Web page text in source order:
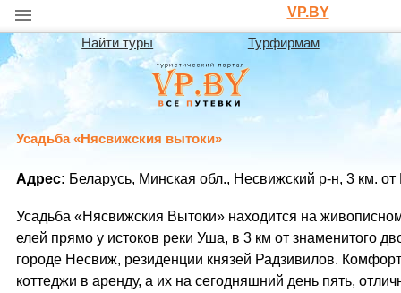
VP.BY
Найти туры Турфирмам
Усадьба «Нясвижския вытоки»
Адрес: Беларусь, Минская обл., Несвижский р-н, 3 км.
Усадьба «Нясвижския Вытоки» находится на
елей прямо у истоков реки Уша, в 3 км от знаменитого
городе Несвиж, резиденции князей Радзивилов.
коттеджи в аренду, а их на сегодняшний день пять,